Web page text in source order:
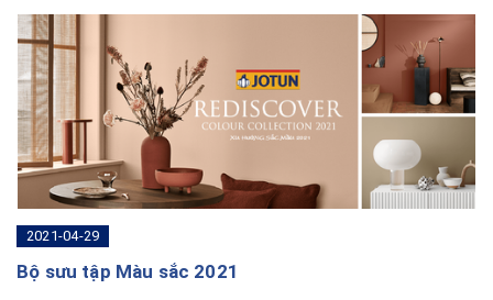
2021-04-29
Bộ sưu tập Màu sắc 2021